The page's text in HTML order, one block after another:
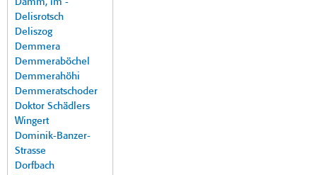
Damm, im -
Delisrotsch
Deliszog
Demmera
Demmeraböchel
Demmerahöhi
Demmeratschoder
Doktor Schädlers
Wingert
Dominik-Banzer-
Strasse
Dorfbach